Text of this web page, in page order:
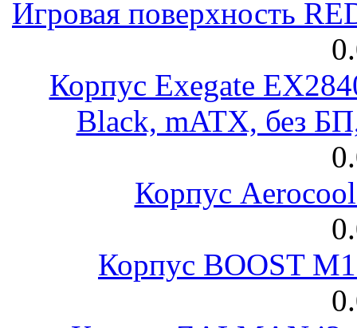
Игровая поверхность
Корпус Exegate
Black, mATX, без
Корпус
Корпус BOOST